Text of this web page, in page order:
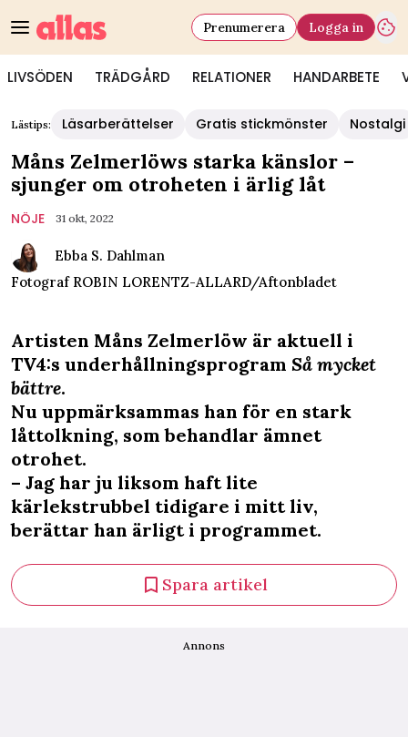
LIVSÖDEN TRÄDGÅRD RELATIONER HANDARBETE
Prenumerera Logga in
Lästips: Läsarberättelser Gratis stickmönster Nostalgi
Måns Zelmerlöws starka känslor –
sjunger om otroheten i ärlig låt
NÖJE 31 okt, 2022
Ebba S. Dahlman
Fotograf ROBIN LORENTZ-ALLARD/Aftonbladet
Artisten Måns Zelmerlöw är aktuell i
TV4:s underhållningsprogram Så mycket
bättre.
Nu uppmärksammas han för en stark
låttolkning, som behandlar ämnet
otrohet.
– Jag har ju liksom haft lite
kärlekstrubbel tidigare i mitt liv,
berättar han ärligt i programmet.
Spara artikel
Annons